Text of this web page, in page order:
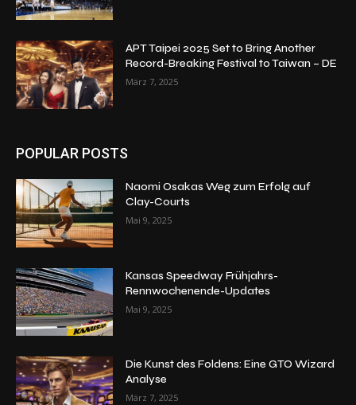
APT Taipei 2025 Set to Bring Another
Record-Breaking Festival to Taiwan – DE
März 7, 2025
POPULAR POSTS
Naomi Osakas Weg zum Erfolg auf
Clay-Courts
Mai 9, 2025
Kansas Speedway Frühjahrs-
Rennwochenende-Updates
Mai 9, 2025
Die Kunst des Foldens: Eine GTO Wizard
Analyse
März 7, 2025